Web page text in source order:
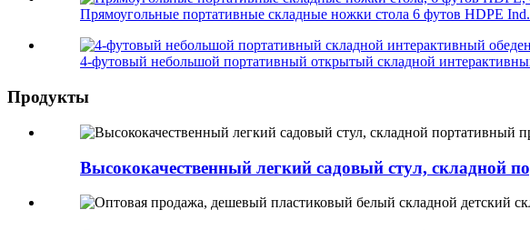
Прямоугольные портативные складные ножки стола 6 футов HDPE
4-футовый небольшой портативный открытый складной
Продукты
Высококачественный легкий садовый стул, складной